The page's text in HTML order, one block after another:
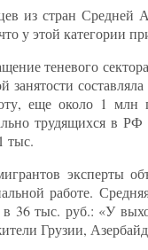
из стран Средней
у этой категории
теневого
занятости
еще около 1 млн
трудящихся в
тыс.
эксперты
работе.
в 36 тыс. руб.: «У
Грузии,